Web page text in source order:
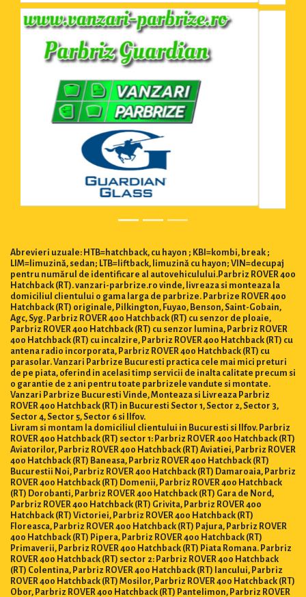
Abrevieri uzuale: HTB=hatchback, cu hayon ; KBI=kombi, break ;
LIM=limuzină, sedan; LTB=liftback, limuzină cu hayon; VIN=decupaj
pentru numărul de identificare al autovehiculului.Parbriz ROVER 400
Hatchback (RT). vanzari-parbrize.ro vinde, livreaza si monteaza la
domiciliul clientului o gama larga de parbrize. Parbrize ROVER 400
Hatchback (RT) originale, Pilkington, Fuyao, Benson, Saint-Gobain,
Agc, Syg. Parbriz ROVER 400 Hatchback (RT) cu senzor de ploaie,
Parbriz ROVER 400 Hatchback (RT) cu senzor lumina, Parbriz ROVER
400 Hatchback (RT) cu incalzire, Parbriz ROVER 400 Hatchback (RT) cu
antena radio incorporata, Parbriz ROVER 400 Hatchback (RT) cu
parasolar. Vanzari Parbrize Bucuresti practica cele mai mici preturi
de pe piata, oferind in acelasi timp servicii de inalta calitate precum si
o garantie de 2 ani pentru toate parbrizele vandute si montate.
Vanzari Parbrize Bucuresti Vinde, Monteaza si Livreaza Parbriz
ROVER 400 Hatchback (RT) in Bucuresti Sector 1, Sector 2, Sector 3,
Sector 4, Sector 5, Sector 6 si Ilfov.
Livram si montam la domiciliul clientului in Bucuresti si Ilfov. Parbriz
ROVER 400 Hatchback (RT) sector 1: Parbriz ROVER 400 Hatchback (RT)
Aviatorilor, Parbriz ROVER 400 Hatchback (RT) Aviatiei, Parbriz ROVER
400 Hatchback (RT) Baneasa, Parbriz ROVER 400 Hatchback (RT)
Bucurestii Noi, Parbriz ROVER 400 Hatchback (RT) Damaroaia, Parbriz
ROVER 400 Hatchback (RT) Domenii, Parbriz ROVER 400 Hatchback
(RT) Dorobanti, Parbriz ROVER 400 Hatchback (RT) Gara de Nord,
Parbriz ROVER 400 Hatchback (RT) Grivita, Parbriz ROVER 400
Hatchback (RT) Victoriei, Parbriz ROVER 400 Hatchback (RT)
Floreasca, Parbriz ROVER 400 Hatchback (RT) Pajura, Parbriz ROVER
400 Hatchback (RT) Pipera, Parbriz ROVER 400 Hatchback (RT)
Primaverii, Parbriz ROVER 400 Hatchback (RT) Piata Romana. Parbriz
ROVER 400 Hatchback (RT) sector 2: Parbriz ROVER 400 Hatchback
(RT) Colentina, Parbriz ROVER 400 Hatchback (RT) Iancului, Parbriz
ROVER 400 Hatchback (RT) Mosilor, Parbriz ROVER 400 Hatchback (RT)
Obor, Parbriz ROVER 400 Hatchback (RT) Pantelimon, Parbriz ROVER